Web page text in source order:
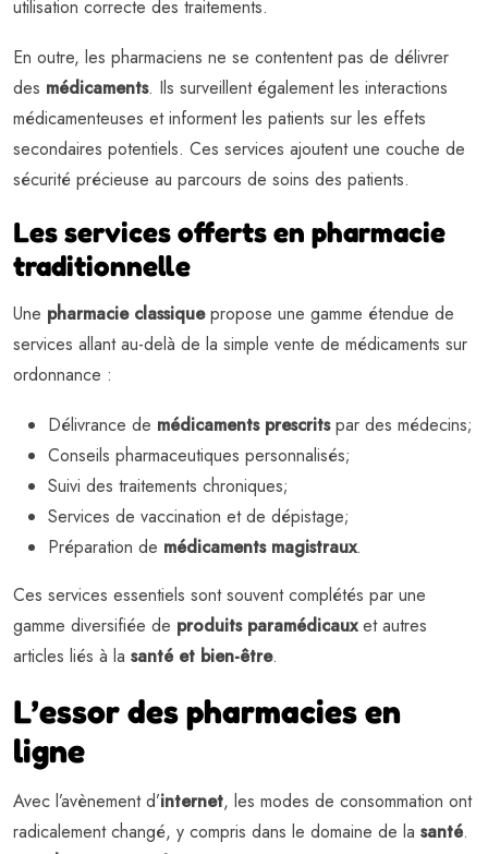
utilisation correcte des traitements.
En outre, les pharmaciens ne se contentent pas de délivrer
des médicaments. Ils surveillent également les interactions
médicamenteuses et informent les patients sur les effets
secondaires potentiels. Ces services ajoutent une couche de
sécurité précieuse au parcours de soins des patients.
Les services offerts en pharmacie
traditionnelle
Une pharmacie classiquepropose une gamme étendue de
services allant au-delà de la simple vente de médicaments sur
ordonnance :
Délivrance de médicaments prescritspar des médecins;
Conseils pharmaceutiques personnalisés;
Suivi des traitements chroniques;
Services de vaccination et de dépistage;
Préparation de médicaments magistraux.
Ces services essentiels sont souvent complétés par une
gamme diversifiée de produits paramédicauxet autres
articles liés à la santé et bien-être.
L’essor des pharmacies en
ligne
Avec l’avènement d’internet, les modes de consommation ont
radicalement changé, y compris dans le domaine de la santé.